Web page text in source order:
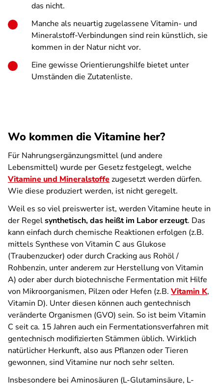
das nicht.
Manche als neuartig zugelassene Vitamin- und
Mineralstoff-Verbindungen sind rein künstlich, sie
kommen in der Natur nicht vor.
Eine gewisse Orientierungshilfe bietet unter
Umständen die Zutatenliste.
Wo kommen die Vitamine her?
Für Nahrungsergänzungsmittel (und andere
Lebensmittel) wurde per Gesetz festgelegt, welche
Vitamine und Mineralstoffezugesetzt werden dürfen.
Wie diese produziert werden, ist nicht geregelt.
Weil es so viel preiswerter ist, werden Vitamine heute in
der Regelsynthetisch, das heißt im Labor erzeugt. Das
kann einfach durch chemische Reaktionen erfolgen (z.B.
mittels Synthese von Vitamin C aus Glukose
(Traubenzucker) oder durch Cracking aus Rohöl /
Rohbenzin, unter anderem zur Herstellung von Vitamin
A) oder aber durch biotechnische Fermentation mit Hilfe
von Mikroorganismen, Pilzen oder Hefen (z.B. Vitamin K,
Vitamin D). Unter diesen können auch gentechnisch
veränderte Organismen (GVO) sein. So ist beim Vitamin
C seit ca. 15 Jahren auch ein Fermentationsverfahren mit
gentechnisch modifizierten Stämmen üblich. Wirklich
natürlicher Herkunft, also aus Pflanzen oder Tieren
gewonnen, sind Vitamine nur noch sehr selten.
Insbesondere bei Aminosäuren (L-Glutaminsäure, L-